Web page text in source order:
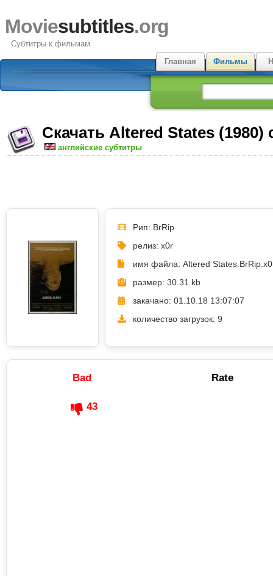
Moviesubtitles.org
Субтитры к фильмам
Главная
Фильмы
Скачать Altered States (1980)
английские субтитры
Рип: BrRip
релиз: x0r
имя файла: Altered
размер: 30.31 kb
закачано: 01.10.18 13:07:07
количество загрузок: 9
Bad Rate
43